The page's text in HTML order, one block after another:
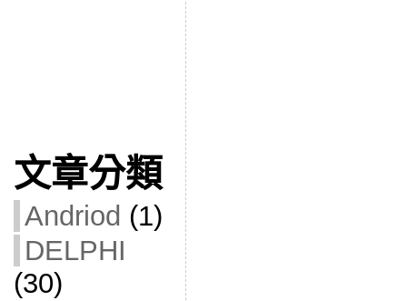
文章分類
Andriod (1)
DELPHI
(30)